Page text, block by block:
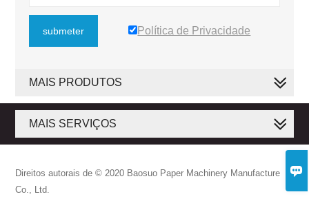

submeter Política de Privacidade
MAIS PRODUTOS
MAIS SERVIÇOS
Direitos autorais de © 2020 Baosuo Paper Machinery Manufacture
Co., Ltd.